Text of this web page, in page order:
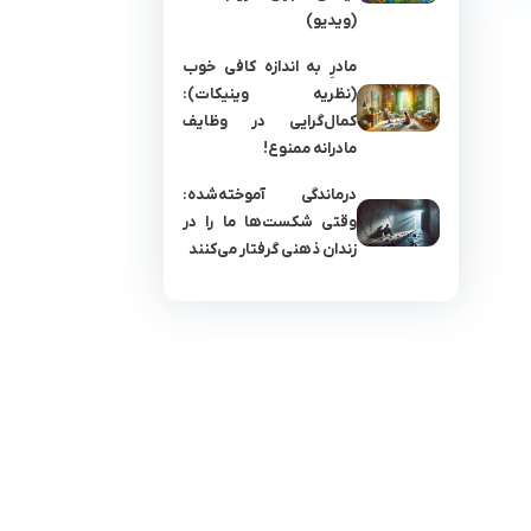
(ویدیو)
مادرِ به اندازه کافی خوب
(نظریه وینیکات):
کمال‌گرایی در وظایف
مادرانه ممنوع!
درماندگی آموخته‌شده:
وقتی شکست‌ها ما را در
زندان ذهنی گرفتار می‌کنند